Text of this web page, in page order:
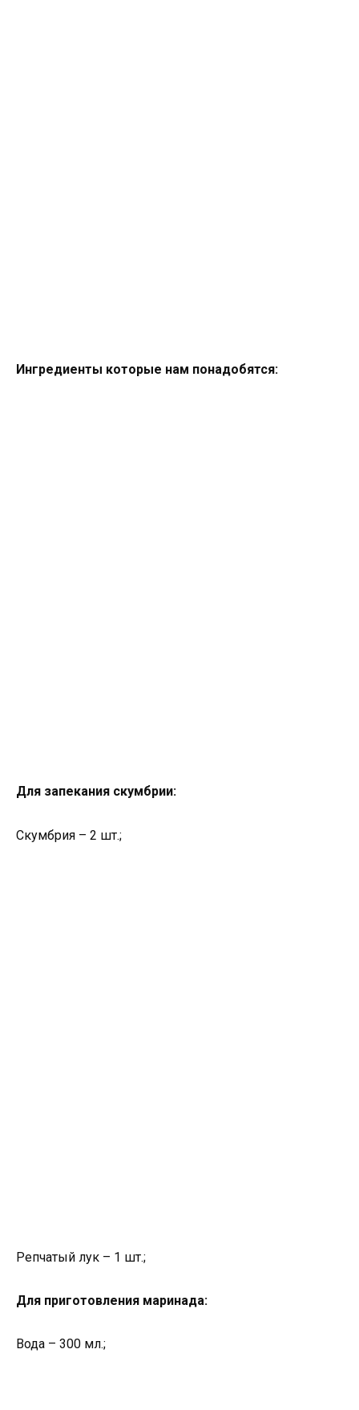
Ингредиенты которые нам понадобятся:
Для запекания скумбрии:
Скумбрия – 2 шт.;
Репчатый лук – 1 шт.;
Для приготовления маринада:
Вода – 300 мл.;